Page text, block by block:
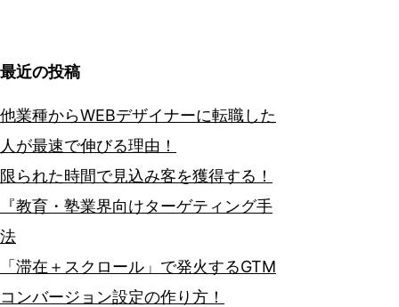
最近の投稿
他業種からWEBデザイナーに転職した
人が最速で伸びる理由！
限られた時間で見込み客を獲得する！
『教育・塾業界向けターゲティング手
法
「滞在＋スクロール」で発火するGTM
コンバージョン設定の作り方！